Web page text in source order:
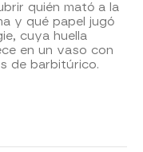
quién mató a la
y qué papel jugó
cuya huella
en un vaso con
de barbitúrico.